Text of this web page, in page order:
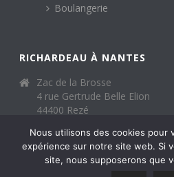
Boulangerie
RICHARDEAU À NANTES
Zac de la Brosse
4 rue Gertrude Belle Elion
44400 Rezé
02 40 65 01 32
accueil@sas-richardeau.com
Nous utilisons des cookies pour
expérience sur notre site web. Si
site, nous supposerons que